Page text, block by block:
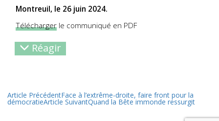
Montreuil, le 26 juin 2024.
Télécharger le communiqué en PDF
Réagir
Article PrécédentFace à l’extrême-droite, faire front pour la
démocratieArticle SuivantQuand la Bête immonde ressurgit